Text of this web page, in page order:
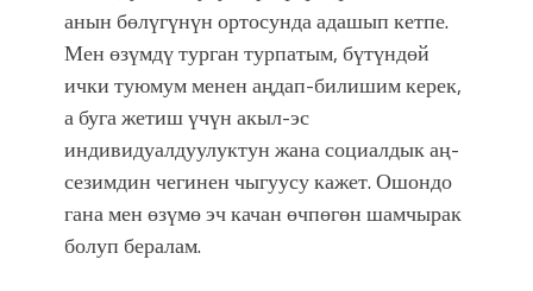
анын бөлүгүнүн ортосунда адашып кетпе.
Мен өзүмдү турган турпатым, бүтүндөй
ички туюмум менен аңдап-билишим керек,
а буга жетиш үчүн акыл-эс
индивидуалдуулуктун жана социалдык аң-
сезимдин чегинен чыгуусу кажет. Ошондо
гана мен өзүмө эч качан өчпөгөн шамчырак
болуп бералам.